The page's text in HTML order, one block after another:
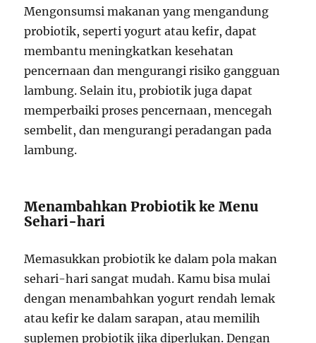
Mengonsumsi makanan yang mengandung
probiotik, seperti yogurt atau kefir, dapat
membantu meningkatkan kesehatan
pencernaan dan mengurangi risiko gangguan
lambung. Selain itu, probiotik juga dapat
memperbaiki proses pencernaan, mencegah
sembelit, dan mengurangi peradangan pada
lambung.
Menambahkan Probiotik ke Menu
Sehari-hari
Memasukkan probiotik ke dalam pola makan
sehari-hari sangat mudah. Kamu bisa mulai
dengan menambahkan yogurt rendah lemak
atau kefir ke dalam sarapan, atau memilih
suplemen probiotik jika diperlukan. Dengan